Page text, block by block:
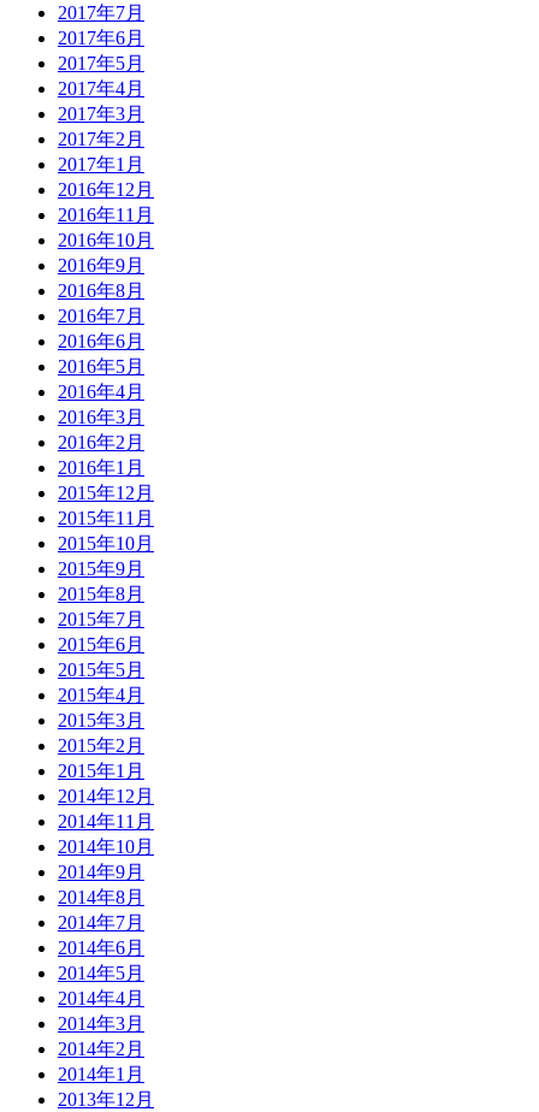
2017年7月
2017年6月
2017年5月
2017年4月
2017年3月
2017年2月
2017年1月
2016年12月
2016年11月
2016年10月
2016年9月
2016年8月
2016年7月
2016年6月
2016年5月
2016年4月
2016年3月
2016年2月
2016年1月
2015年12月
2015年11月
2015年10月
2015年9月
2015年8月
2015年7月
2015年6月
2015年5月
2015年4月
2015年3月
2015年2月
2015年1月
2014年12月
2014年11月
2014年10月
2014年9月
2014年8月
2014年7月
2014年6月
2014年5月
2014年4月
2014年3月
2014年2月
2014年1月
2013年12月